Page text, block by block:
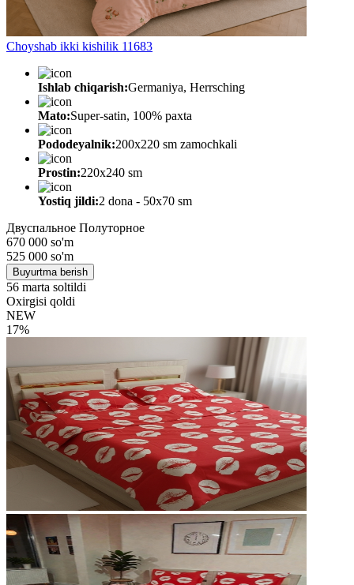
Choyshab ikki kishilik 11683
Ishlab chiqarish:Germaniya, Herrsching
Mato:Super-satin, 100% paxta
Pododeyalnik:200х220 sm zamochkali
Prostin:220х240 sm
Yostiq jildi:2 dona - 50x70 sm
Двуспальное Полуторное
670 000 so'm
525 000 so'm
Buyurtma berish
56 marta soltildi
Oxirgisi qoldi
NEW
17%